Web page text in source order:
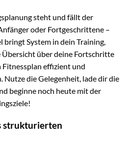
steht und fällt der
oder Fortgeschrittene –
bringt System in dein Training,
über deine Fortschritte
effizient und
die Gelegenheit, lade dir die
beginne noch heute mit der
strukturierten